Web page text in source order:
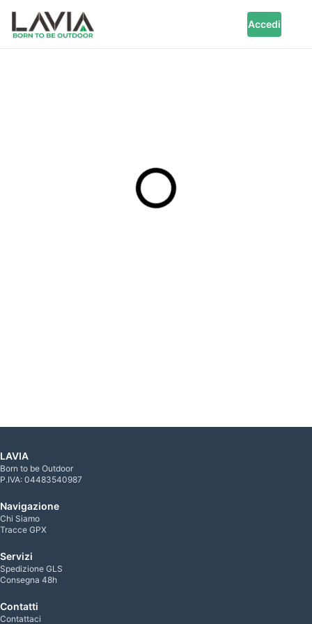
Accedi
LAVIA
Born to be Outdoor
P.IVA: 04483540987
Navigazione
Chi Siamo
Tracce GPX
Servizi
Spedizione GLS
Consegna 48h
Contatti
Contattaci